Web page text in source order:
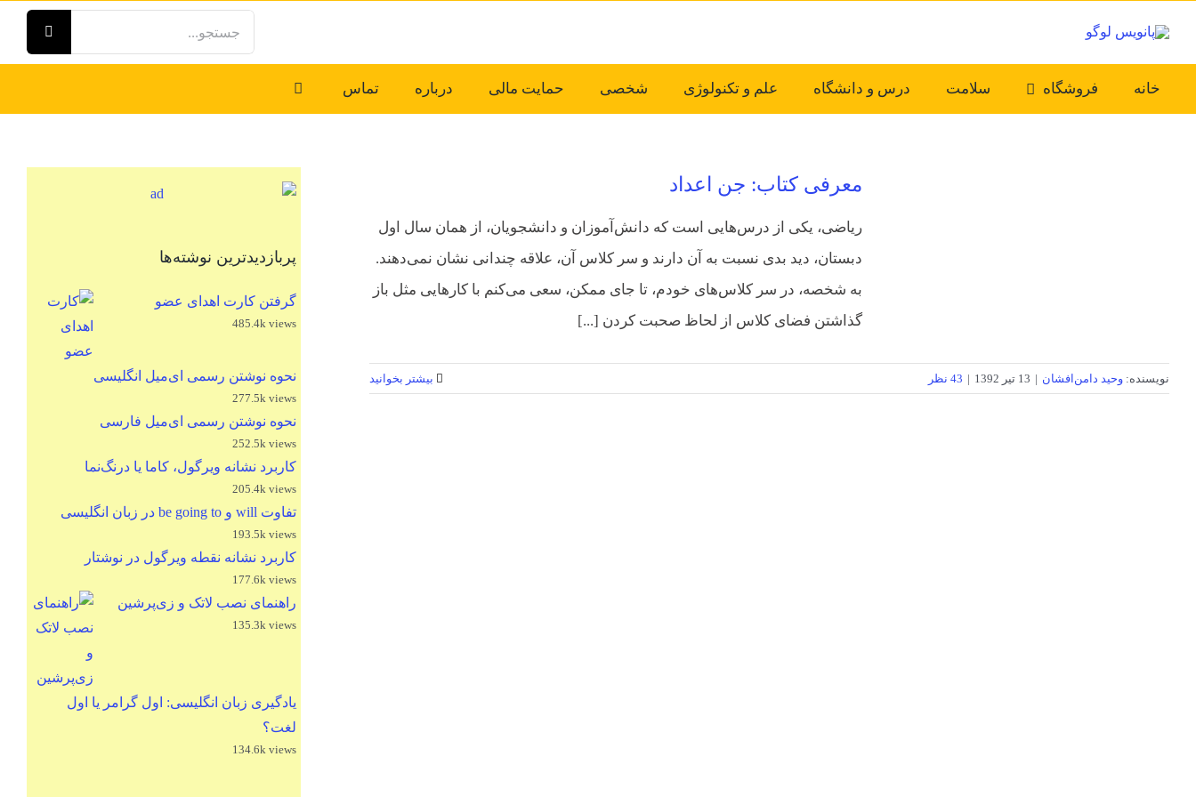
content
خانه فروشگاه سلامت درس و دانشگاه علم و تکنولوژی شخصی حمایت مالی درباره تماس
معرفی کتاب: جن اعداد
ریاضی، یکی از درس‌هایی است که دانش‌آموزان و دانشجویان، از همان سال اول
دبستان، دید بدی نسبت به آن دارند و سر کلاس آن، علاقه چندانی نشان نمی‌دهند.
به شخصه، در سر کلاس‌های خودم، تا جای ممکن، سعی می‌کنم با کارهایی مثل باز
گذاشتن فضای کلاس از لحاظ صحبت کردن [...]
نویسنده: وحید دامن‌افشان | 13 تیر 1392 | 43 نظر بیشتر بخوانید
پربازدیدترین نوشته‌ها
گرفتن کارت اهدای عضو
485.4k views
نحوه نوشتن رسمی ای‌میل انگلیسی
277.5k views
نحوه نوشتن رسمی ای‌میل فارسی
252.5k views
کاربرد نشانه ویرگول، کاما یا درنگ‌نما
205.4k views
تفاوت will و be going to در زبان انگلیسی
193.5k views
کاربرد نشانه نقطه ویرگول در نوشتار
177.6k views
راهنمای نصب لاتک و زی‌پرشین
135.3k views
یادگیری زبان انگلیسی: اول گرامر یا اول
لغت؟
134.6k views